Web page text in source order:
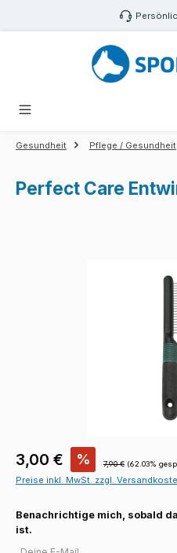
Zum Hauptinhalt springen
Gesundheit Pflege / Gesundheit
Perfect Care
Verkaufspreis:
3,00 € % Regulärer Preis:
7,90 € (62.03%
Preise inkl. MwSt. zzgl.
Benachrichtige mich, sobald
ist.